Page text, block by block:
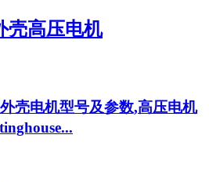
壳高压电机
壳电机型号及参数,高压电机